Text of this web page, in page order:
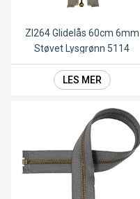
ZI264 Glidelås 60cm 6mm
Støvet Lysgrønn 5114
LES MER